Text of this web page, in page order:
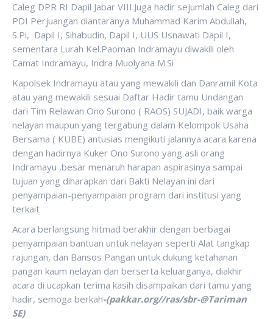
Caleg DPR RI Dapil Jabar VIII.Juga hadir sejumlah Caleg dari
PDI Perjuangan diantaranya Muhammad Karim Abdullah,
S.Pi, Dapil I, Sihabudin, Dapil I, UUS Usnawati Dapil I,
sementara Lurah Kel.Paoman Indramayu diwakili oleh
Camat Indramayu, Indra Muolyana M.Si
Kapolsek Indramayu atau yang mewakili dan Danramil Kota
atau yang mewakili sesuai Daftar Hadir tamu Undangan
dari Tim Relawan Ono Surono ( RAOS) SUJADI, baik warga
nelayan maupun yang tergabung dalam Kelompok Usaha
Bersama ( KUBE) antusias mengikuti jalannya acara karena
dengan hadirnya Kuker Ono Surono yang asli orang
Indramayu ,besar menaruh harapan aspirasinya sampai
tujuan yang diharapkan dari Bakti Nelayan ini dari
penyampaian-penyampaian program dari institusi yang
terkait
Acara berlangsung hitmad berakhir dengan berbagai
penyampaian bantuan untuk nelayan seperti Alat tangkap
rajungan, dan Bansos Pangan untuk dukung ketahanan
pangan kaum nelayan dan berserta keluarganya, diakhir
acara di ucapkan terima kasih disampaikan dari tamu yang
hadir, semoga berkah-(pakkar.org//ras/sbr-@Tariman
SE)